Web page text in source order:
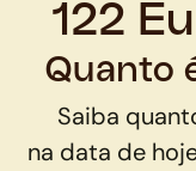
122
Quanto
Saiba
na data de